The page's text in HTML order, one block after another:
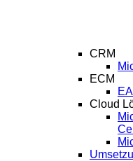
CRM
ECM
Cloud